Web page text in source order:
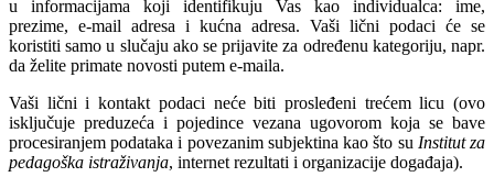
u informacijama koji identifikuju Vas kao individualca: ime,
prezime, e-mail adresa i kućna adresa. Vaši lični podaci će se
koristiti samo u slučaju ako se prijavite za određenu kategoriju, napr.
da želite primate novosti putem e-maila.
Vaši lični i kontakt podaci neće biti prosleđeni trećem licu (ovo
isključuje preduzeća i pojedince vezana ugovorom koja se bave
procesiranjem podataka i povezanim subjektina kao što su Institut za
pedagoška istraživanja, internet rezultati i organizacije događaja).